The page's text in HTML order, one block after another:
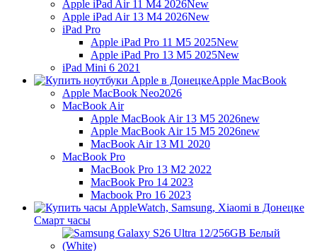
Apple iPad Air 11 M4 2026New
Apple iPad Air 13 M4 2026New
iPad Pro
Apple iPad Pro 11 M5 2025New
Apple iPad Pro 13 M5 2025New
iPad Mini 6 2021
Apple MacBook
Apple MacBook Neo2026
MacBook Air
Apple MacBook Air 13 M5 2026new
Apple MacBook Air 15 M5 2026new
MacBook Air 13 M1 2020
MacBook Pro
MacBook Pro 13 M2 2022
MacBook Pro 14 2023
Macbook Pro 16 2023
Смарт часы